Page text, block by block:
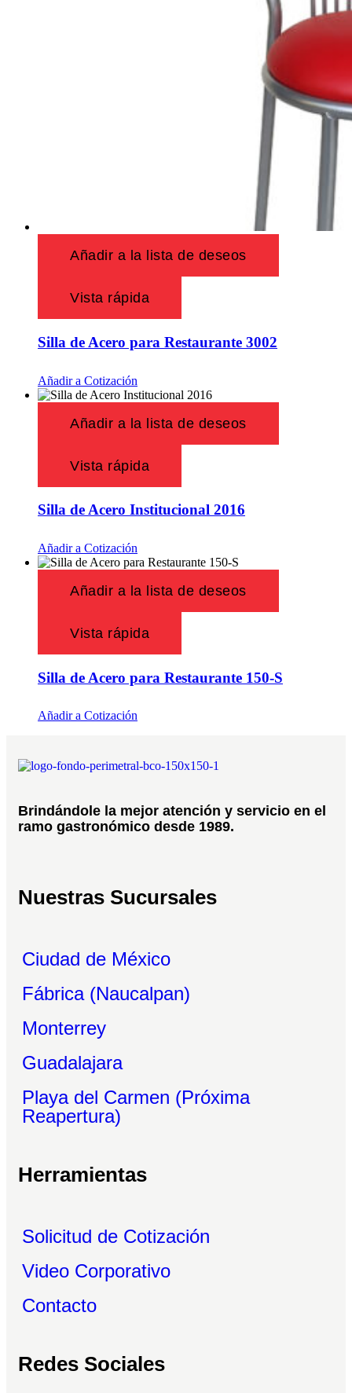
Añadir a la lista de deseos
Vista rápida
Silla de Acero para Restaurante 3002
Añadir a Cotización
Añadir a la lista de deseos
Vista rápida
Silla de Acero Institucional 2016
Añadir a Cotización
Añadir a la lista de deseos
Vista rápida
Silla de Acero para Restaurante 150-S
Añadir a Cotización
Brindándole la mejor atención y servicio en el
ramo gastronómico desde 1989.
Nuestras Sucursales
Ciudad de México
Fábrica (Naucalpan)
Monterrey
Guadalajara
Playa del Carmen (Próxima
Reapertura)
Herramientas
Solicitud de Cotización
Video Corporativo
Contacto
Redes Sociales